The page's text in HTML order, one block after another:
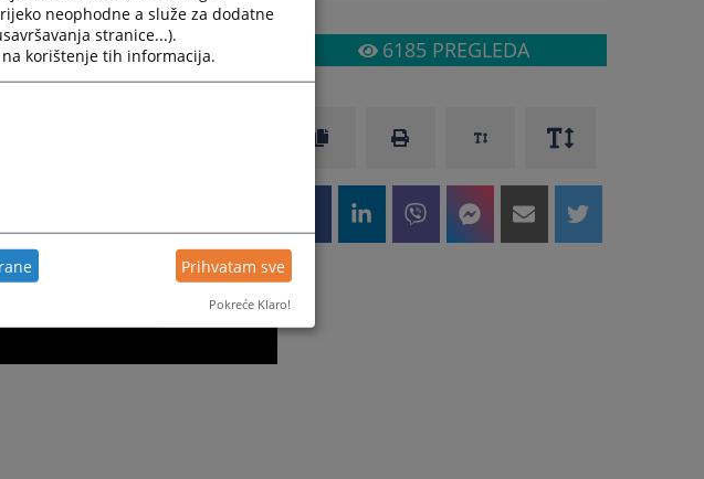
6185PREGLEDA
neophodne a služe za dodatne
stranice...).
korištenje tih informacija.
Prihvatam sve
Pokreće Klaro!